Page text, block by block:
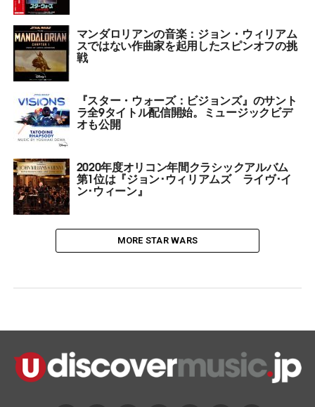
マンダロリアンの音楽：ジョン・ウィリアム
スではない作曲家を起用したスピンオフの挑
戦
『スター・ウォーズ：ビジョンズ』のサント
ラ全9タイトル配信開始。ミュージックビデ
オも公開
2020年度オリコン年間クラシックアルバム
第1位は『ジョン･ウィリアムズ ライヴ･イ
ン･ウィーン』
MORE STAR WARS